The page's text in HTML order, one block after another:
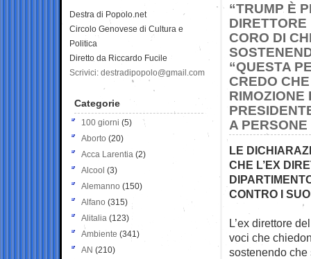
“TRUMP È
CORO DI
“QUESTA
CREDO
RIMOZIONE
A
LE
CHE L’EX
CONTRO I
L’ex direttore
voci che
sostenendo
Destra di Popolo.net
Circolo Genovese di Cultura e
Politica
Diretto da Riccardo Fucile
Scrivici: destradipopolo@gmail.com
Categorie
100 giorni (5)
Aborto (20)
Acca Larentia (2)
Alcool (3)
Alemanno (150)
Alfano (315)
Alitalia (123)
Ambiente (341)
AN (210)